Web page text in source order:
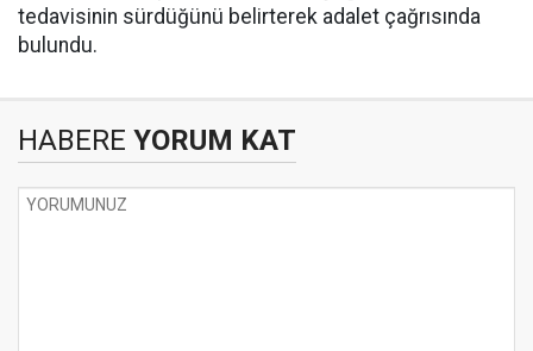
tedavisinin sürdüğünü belirterek adalet çağrısında
bulundu.
HABERE YORUM KAT